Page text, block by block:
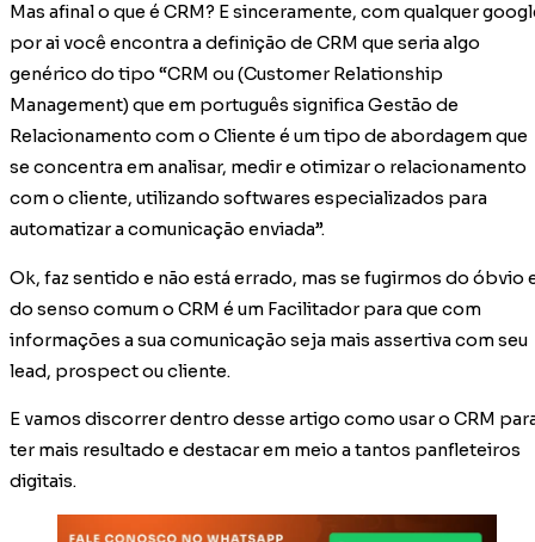
Mas afinal o que é CRM? E sinceramente, com qualquer
por ai você encontra a definição de CRM que seria algo
genérico do tipo “CRM ou (Customer Relationship
Management) que em português significa Gestão de
Relacionamento com o Cliente é um tipo de abordagem que
se concentra em analisar, medir e otimizar o relacionamento
com o cliente, utilizando softwares especializados para
automatizar a comunicação enviada”.
Ok, faz sentido e não está errado, mas se fugirmos do óbvio
do senso comum o CRM é um Facilitador para que com
informações a sua comunicação seja mais assertiva com seu
lead, prospect ou cliente.
E vamos discorrer dentro desse artigo como usar o CRM
ter mais resultado e destacar em meio a tantos panfleteiros
digitais.